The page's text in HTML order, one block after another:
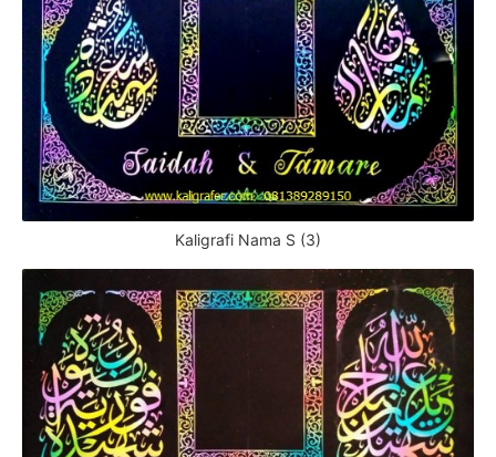
Kaligrafi Nama S (3)